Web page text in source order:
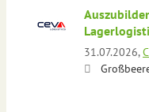
31.07.2026,